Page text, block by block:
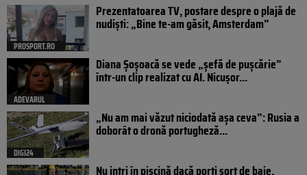
PROSPORT.RO
Prezentatoarea TV, postare despre o plajă de
nudiști: „Bine te-am găsit, Amsterdam”
ADEVARUL
Diana Șoșoacă se vede „șefă de pușcărie”
într-un clip realizat cu AI. Nicușor...
DIGI24
„Nu am mai văzut niciodată așa ceva”: Rusia a
doborât o dronă portugheză...
Nu intri în piscină dacă porți șort de baie.